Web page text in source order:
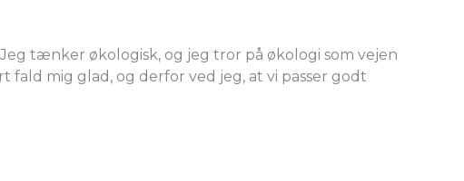
tænker økologisk, og jeg tror på økologi som vejen
fald mig glad, og derfor ved jeg, at vi passer godt